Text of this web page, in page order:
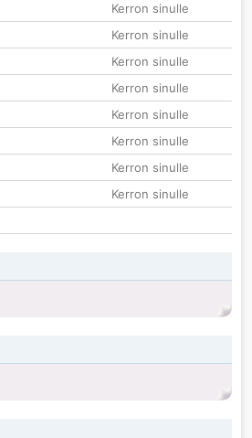
Kerron sinulle
Kerron sinulle
Kerron sinulle
Kerron sinulle
Kerron sinulle
Kerron sinulle
Kerron sinulle
Kerron sinulle